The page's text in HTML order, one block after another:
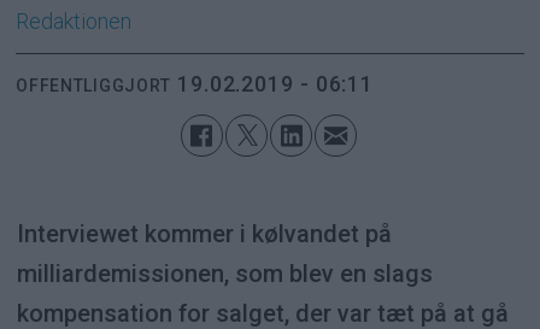
Redaktionen
OFFENTLIGGJORT 19.02.2019 - 06:11
Interviewet kommer i kølvandet på
milliardemissionen, som blev en slags
kompensation for salget, der var tæt på at gå